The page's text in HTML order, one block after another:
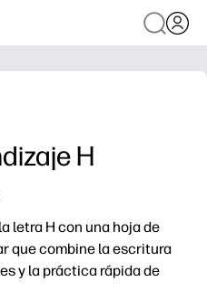
H
letra H con una hoja de
que combine la escritura
y la práctica rápida de